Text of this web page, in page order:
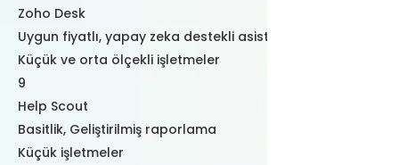
Zoho Desk
Uygun fiyatlı, yapay zeka destekli asistanlar
Küçük ve orta ölçekli işletmeler
9
Help Scout
Basitlik, Geliştirilmiş raporlama
Küçük işletmeler